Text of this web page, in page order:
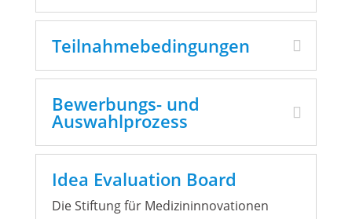
Teilnahmebedingungen
Bewerbungs- und
Auswahlprozess
Idea Evaluation Board
Die Stiftung für Medizininnovationen